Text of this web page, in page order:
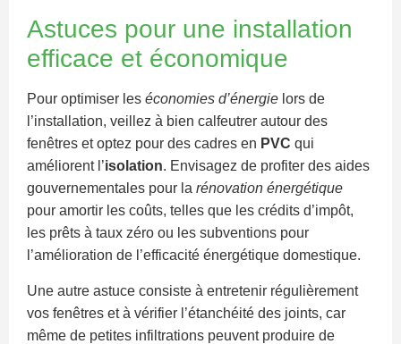
Astuces pour une installation
efficace et économique
Pour optimiser les économies d’énergie lors de
l’installation, veillez à bien calfeutrer autour des
fenêtres et optez pour des cadres en PVC qui
améliorent l’isolation. Envisagez de profiter des aides
gouvernementales pour la rénovation énergétique
pour amortir les coûts, telles que les crédits d’impôt,
les prêts à taux zéro ou les subventions pour
l’amélioration de l’efficacité énergétique domestique.
Une autre astuce consiste à entretenir régulièrement
vos fenêtres et à vérifier l’étanchéité des joints, car
même de petites infiltrations peuvent produire de